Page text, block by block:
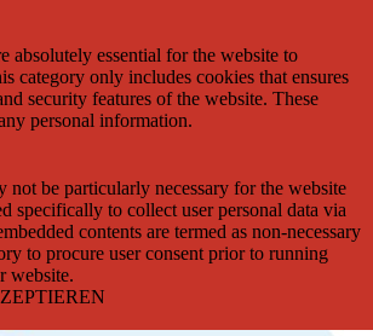
absolutely essential for the website to
category only includes cookies that ensures
security features of the website. These
personal information.
not be particularly necessary for the website
specifically to collect user personal data via
contents are termed as non-necessary
to procure user consent prior to running
website.